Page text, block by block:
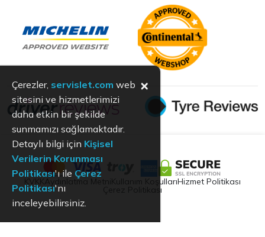
Aydınlatma Metni Kullanım KoşullarıHizmet Politikası
Çerez Politikası
Çerezler, servislet.com web
sitesini ve hizmetlerimizi
daha etkin bir şekilde
sunmamızı sağlamaktadır.
Detaylı bilgi için Kişisel
Verilerin Korunması
Politikası'ı ile Çerez
Politikası'nı
inceleyebilirsiniz.
×